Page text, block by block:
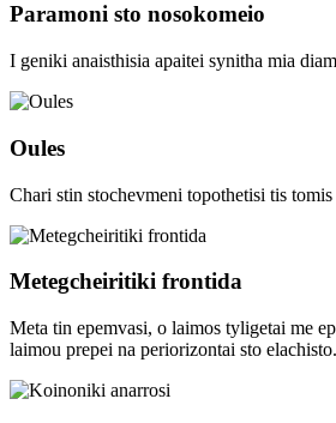
Paramoni sto nosokomeio
I geniki anaisthisia apaitei synitha mia
Oules
Chari stin stochevmeni topothetisi tis
Metegcheiritiki frontida
Meta tin epemvasi, o laimos tyligetai me
laimou prepei na periorizontai sto elachisto.